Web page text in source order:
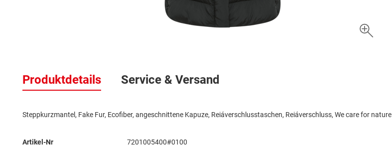
Bildergalerie
springen
Produktdetails
Steppkurzmantel, Fake Fur, Ecofiber, angeschnittene Kapuze, Reiáverschlusstaschen, Reiáverschluss, We care for nature
Mehr
Artikel-Nr 7201005400#0100
Service & Versand